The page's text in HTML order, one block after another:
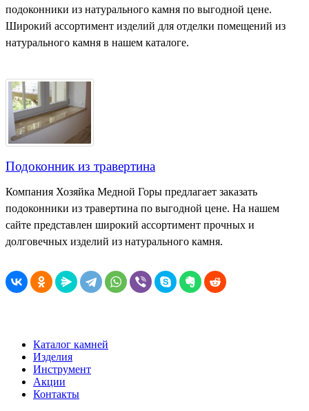
подоконники из натурального камня по выгодной цене.
Широкий ассортимент изделий для отделки помещений из
натурального камня в нашем каталоге.
Подоконник из травертина
Компания Хозяйка Медной Горы предлагает заказать
подоконники из травертина по выгодной цене. На нашем
сайте представлен широкий ассортимент прочных и
долговечных изделий из натурального камня.
Каталог камней
Изделия
Инструмент
Акции
Контакты